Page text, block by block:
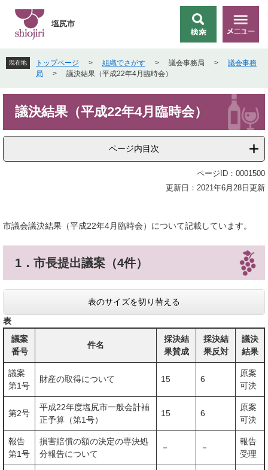
先
頭
す
を
飛
し
文
索
メ
ニ
ー
塩尻市
現在地 トップページ > 組織でさがす > 議会事務局 >
議会事務
局
> 議決結果（平成22年4月臨時会）
議決結果（平成22年4月臨時会）
ページ内目次
ページID：0001500
更新日：2021年6月28日更新
市議会議決結果（平成22年4月臨時会）について記載しています。
1．市長提出議案（4件）
表のサイズを切り替える
表
議案
番号
件名
採決結
果賛成
採決結
果反対
議決
結果
議案
第1号
財産の取得について 15 6
原案
可決
第2号
平成22年度塩尻市一般会計補
正予算（第1号）
15 6
原案
可決
報告
第1号
損害賠償の額の決定の専決処
分報告について
－ －
報告
受理